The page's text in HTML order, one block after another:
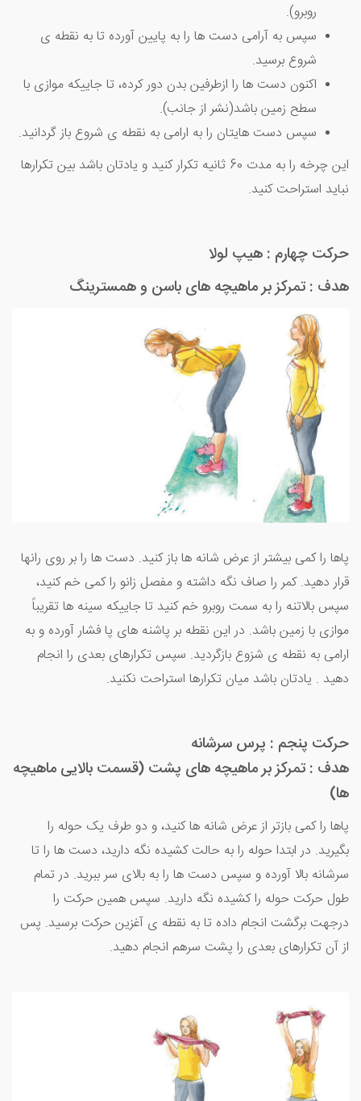
روبرو).
سپس به آرامی دست ها را به پایین آورده تا به نقطه ی
شروع برسید.
اکنون دست ها را ازطرفین بدن دور کرده، تا جاییکه موازی با
سطح زمین باشد(نشر از جانب).
سپس دست هایتان را به ارامی به نقطه ی شروع باز گردانید.
این چرخه را به مدت 60 ثانیه تکرار کنید و یادتان باشد بین تکرارها
نباید استراحت کنید.
حرکت چهارم : هیپ لولا
هدف : تمرکز بر ماهیچه های باسن و همسترینگ
پاها را کمی بیشتر از عرض شانه ها باز کنید. دست ها را بر روی رانها
قرار دهید. کمر را صاف نگه داشته و مفصل زانو را کمی خم کنید،
سپس بالاتنه را به سمت روبرو خم کنید تا جاییکه سینه ها تقریباً
موازی با زمین باشد. در این نقطه بر پاشنه های پا فشار آورده و به
ارامی به نقطه ی شزوع بازگردید. سپس تکرارهای بعدی را انجام
دهید . یادتان باشد میان تکرارها استراحت نکنید.
حرکت پنجم : پرس سرشانه
هدف : تمرکز بر ماهیچه های پشت (قسمت بالایی ماهیچه
ها)
پاها را کمی بازتر از عرض شانه ها کنید، و دو طرف یک حوله را
بگیرید. در ابتدا حوله را به حالت کشیده نگه دارید، دست ها را تا
سرشانه بالا آورده و سپس دست ها را به بالای سر ببرید. در تمام
طول حرکت حوله را کشیده نگه دارید. سپس همین حرکت را
درجهت برگشت انجام داده تا به نقطه ی آغزین حرکت برسید. پس
از آن تکرارهای بعدی را پشت سرهم انجام دهید.